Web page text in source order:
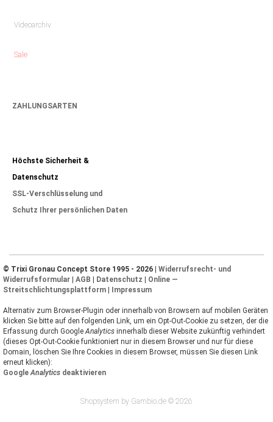
Videoarchiv
Sale
ZAHLUNGSARTEN
Höchste Sicherheit &
Datenschutz
SSL-Verschlüsselung und
Schutz Ihrer persönlichen Daten
© Trixi Gronau Concept Store 1995 - 2026 | Widerrufsrecht- und
Widerrufsformular | AGB | Datenschutz | Online —
Streitschlichtungsplattform | Impressum
Alternativ zum Browser-Plugin oder innerhalb von Browsern auf mobilen Geräten
klicken Sie bitte auf den folgenden Link, um ein Opt-Out-Cookie zu setzen, der die
Erfassung durch Google Analytics innerhalb dieser Website zukünftig verhindert
(dieses Opt-Out-Cookie funktioniert nur in diesem Browser und nur für diese
Domain, löschen Sie Ihre Cookies in diesem Browser, müssen Sie diesen Link
erneut klicken):
Google Analytics deaktivieren
Shopsystem by Gambio.de © 2026